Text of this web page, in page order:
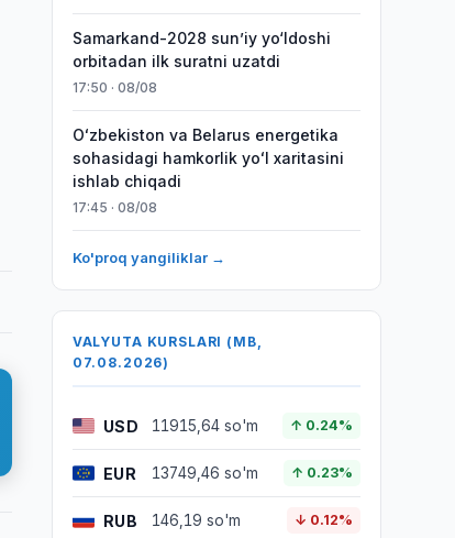
Samarkand-2028 sunʼiy yo‘ldoshi
orbitadan ilk suratni uzatdi
17:50 · 08/08
Oʻzbekiston va Belarus energetika
sohasidagi hamkorlik yoʻl xaritasini
ishlab chiqadi
17:45 · 08/08
Ko'proq yangiliklar →
VALYUTA KURSLARI (MB,
07.08.2026)
USD 11915,64 so'm ↑ 0.24%
EUR 13749,46 so'm ↑ 0.23%
RUB 146,19 so'm ↓ 0.12%